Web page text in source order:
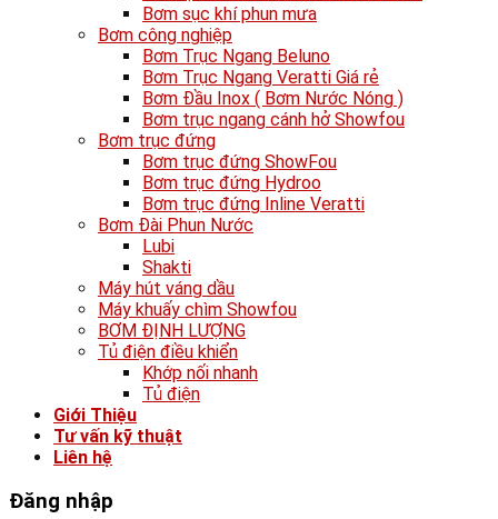
Bơm sục khí phun mưa
Bơm công nghiệp
Bơm Trục Ngang Beluno
Bơm Trục Ngang Veratti Giá rẻ
Bơm Đầu Inox ( Bơm Nước Nóng )
Bơm trục ngang cánh hở Showfou
Bơm trục đứng
Bơm trục đứng ShowFou
Bơm trục đứng Hydroo
Bơm trục đứng Inline Veratti
Bơm Đài Phun Nước
Lubi
Shakti
Máy hút váng dầu
Máy khuấy chìm Showfou
BƠM ĐỊNH LƯỢNG
Tủ điện điều khiển
Khớp nối nhanh
Tủ điện
Giới Thiệu
Tư vấn kỹ thuật
Liên hệ
Đăng nhập